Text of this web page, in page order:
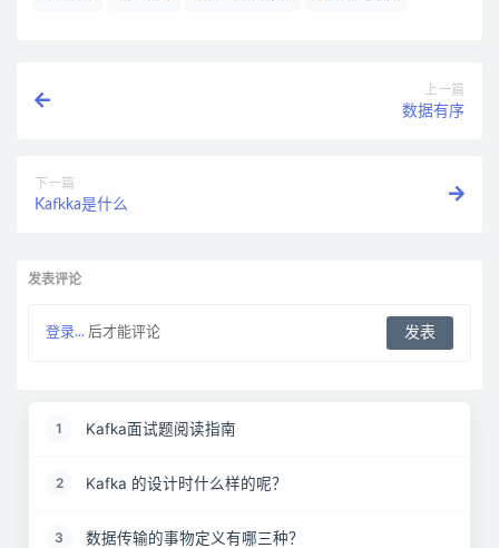
上一篇
数据有序
下一篇
Kafkka是什么
发表评论
登录... 后才能评论
1 Kafka面试题阅读指南
2 Kafka 的设计时什么样的呢？
3 数据传输的事物定义有哪三种？